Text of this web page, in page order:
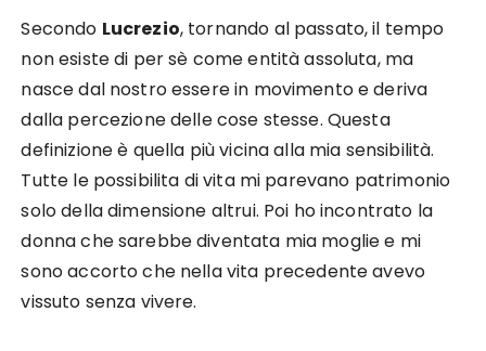
Secondo Lucrezio, tornando al passato, il tempo
non esiste di per sè come entità assoluta, ma
nasce dal nostro essere in movimento e deriva
dalla percezione delle cose stesse. Questa
definizione è quella più vicina alla mia sensibilità.
Tutte le possibilita di vita mi parevano patrimonio
solo della dimensione altrui. Poi ho incontrato la
donna che sarebbe diventata mia moglie e mi
sono accorto che nella vita precedente avevo
vissuto senza vivere.